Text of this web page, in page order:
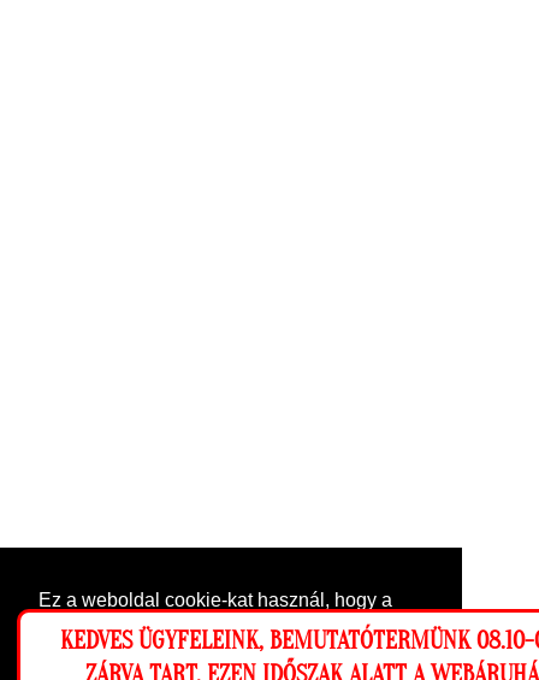
Ez a weboldal cookie-kat használ, hogy a
lehető legjobb élményt nyújtsa honlapunkon.
Beállítások
KEDVES ÜGYFELEINK, BEMUTATÓTERMÜNK